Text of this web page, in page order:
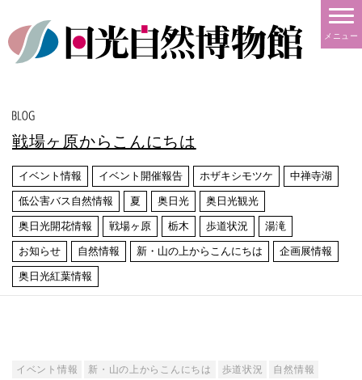
メニュー
戦場ヶ原からこんにちは
イベント情報 イベント開催報告 ホザキシモツケ 中禅寺湖
低公害バス自然情報 夏 奥日光 奥日光観光
奥日光開花情報 戦場ヶ原 栃木 歩道状況 湯滝
お知らせ 自然情報 新・山の上からこんにちは 企画展情報
奥日光紅葉情報
イベント情報 新・山の上からこんにちは 歩道状況 自然情報